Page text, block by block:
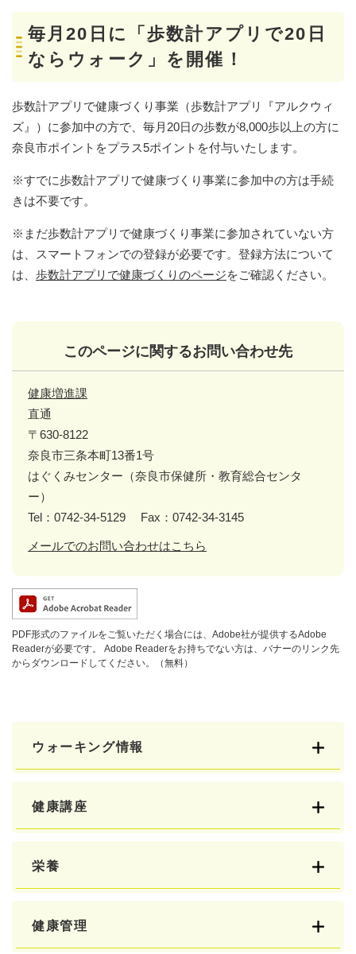
毎月20日に「歩数計アプリで20日
ならウォーク」を開催！
歩数計アプリで健康づくり事業（歩数計アプリ『アルクウィ
ズ』）に参加中の方で、毎月20日の歩数が8,000歩以上の方に
奈良市ポイントをプラス5ポイントを付与いたします。
※すでに歩数計アプリで健康づくり事業に参加中の方は手続
きは不要です。
※まだ歩数計アプリで健康づくり事業に参加されていない方
は、スマートフォンでの登録が必要です。登録方法について
は、 歩数計アプリで健康づくりのページをご確認ください。
このページに関するお問い合わせ先
健康増進課
直通
〒630-8122
奈良市三条本町13番1号
はぐくみセンター（奈良市保健所・教育総合センタ
ー）
Tel：0742-34-5129
Fax：0742-34-3145
メールでのお問い合わせはこちら
PDF形式のファイルをご覧いただく場合には、Adobe社が提供するAdobe
Readerが必要です。
Adobe Readerをお持ちでない方は、バナーのリンク先
からダウンロードしてください。（無料）
ウォーキング情報
健康講座
栄養
健康管理